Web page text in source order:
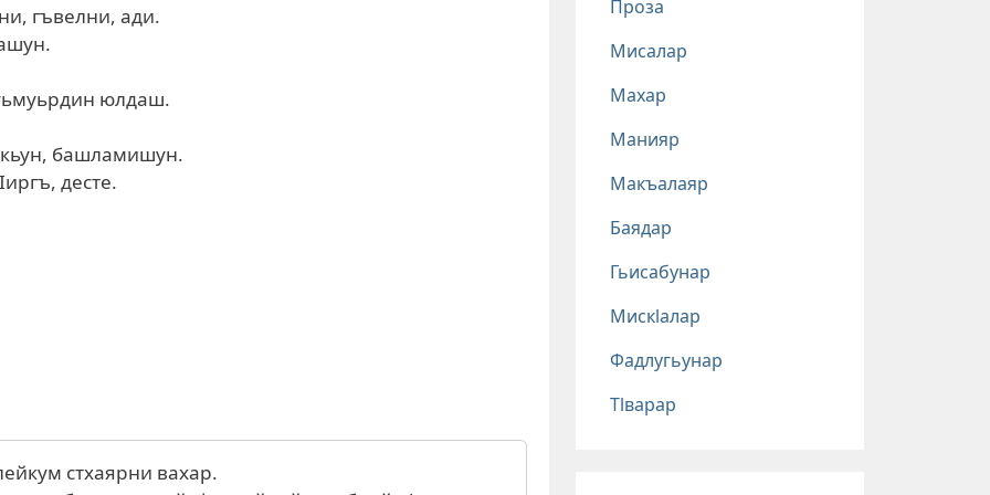
гъвелни, ади.
юлдаш.
кьун, башламишун.
десте.
стхаярни вахар.
Проза
Мисалар
Махар
Манияр
Макъалаяр
Баядар
Гьисабунар
Мискlалар
Фадлугьунар
Тlварар